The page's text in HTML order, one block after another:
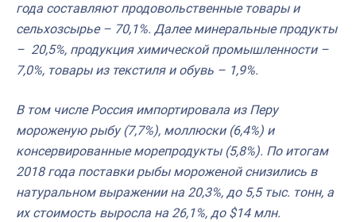
года составляют продовольственные товары и
сельхозсырье – 70,1%. Далее минеральные продукты
– 20,5%, продукция химической промышленности –
7,0%, товары из текстиля и обувь – 1,9%.
В том числе Россия импортировала из Перу
мороженую рыбу (7,7%), моллюски (6,4%) и
консервированные морепродукты (5,8%). По итогам
2018 года поставки рыбы мороженой снизились в
натуральном выражении на 20,3%, до 5,5 тыс. тонн, а
их стоимость выросла на 26,1%, до $14 млн.